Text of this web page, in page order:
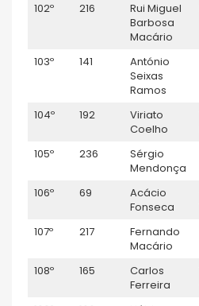
102º 216
Rui Miguel
Barbosa
Macário
103º 141
António
Seixas
Ramos
104º 192
Viriato
Coelho
105º 236
Sérgio
Mendonça
106º 69
Acácio
Fonseca
107º 217
Fernando
Macário
108º 165
Carlos
Ferreira